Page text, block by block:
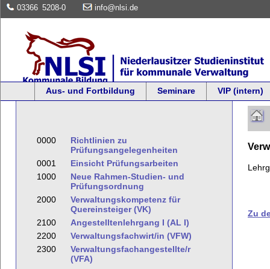
03366 5208-0 info@nlsi.de
Aus- und Fortbildung Seminare VIP (intern)
0000
Richtlinien zu
Prüfungsangelegenheiten
0001
Einsicht Prüfungsarbeiten
1000
Neue Rahmen-Studien- und
Prüfungsordnung
2000
Verwaltungskompetenz für
Quereinsteiger (VK)
2100
Angestelltenlehrgang I (AL I)
2200
Verwaltungsfachwirt/in (VFW)
2300
Verwaltungsfachangestellte/r
(VFA)
Zu